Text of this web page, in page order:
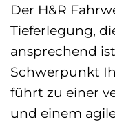
Der H&R
Tieferlegung,
ansprechend
Schwerpunkt
führt zu einer
und einem